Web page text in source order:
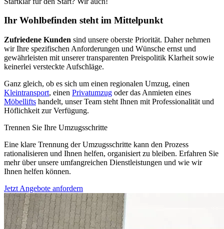
Ihr Wohlbefinden steht im Mittelpunkt
Zufriedene Kunden sind unsere oberste Priorität. Daher nehmen
wir Ihre spezifischen Anforderungen und Wünsche ernst und
gewährleisten mit unserer transparenten Preispolitik Klarheit sowie
keinerlei versteckte Aufschläge.
Ganz gleich, ob es sich um einen regionalen Umzug, einen
Kleintransport, einen Privatumzug oder das Anmieten eines
Möbellifts handelt, unser Team steht Ihnen mit Professionalität und
Höflichkeit zur Verfügung.
Trennen Sie Ihre Umzugsschritte
Eine klare Trennung der Umzugsschritte kann den Prozess
rationalisieren und Ihnen helfen, organisiert zu bleiben. Erfahren Sie
mehr über unsere umfangreichen Dienstleistungen und wie wir
Ihnen helfen können.
Jetzt Angebote anfordern